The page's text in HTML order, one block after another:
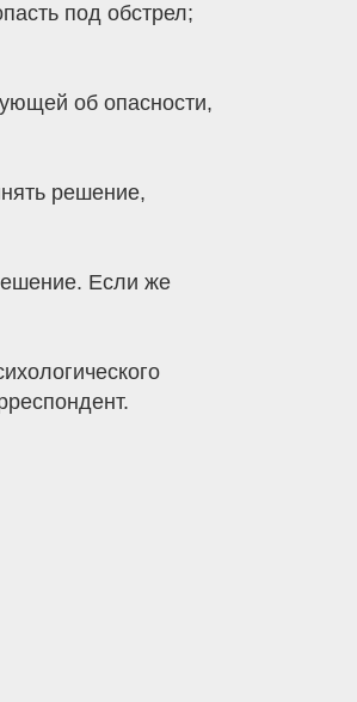
под обстрел;
об опасности,
решение,
Если же